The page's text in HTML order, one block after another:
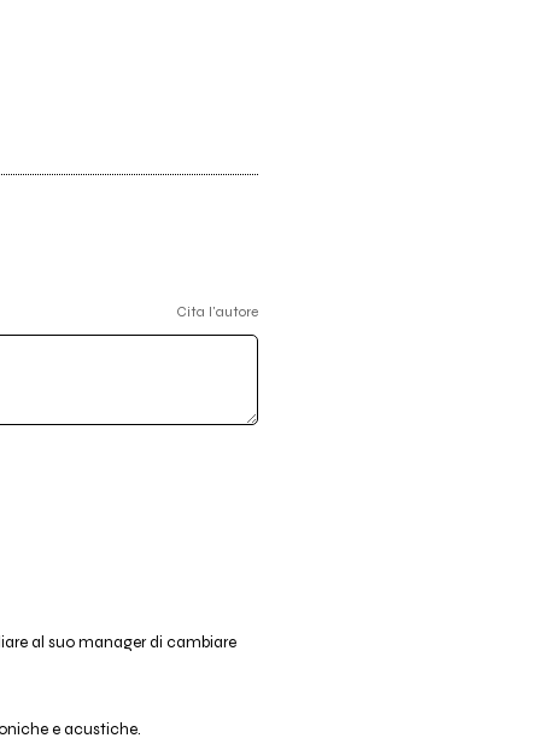
Cita l'autore
al suo manager di cambiare
e acustiche.